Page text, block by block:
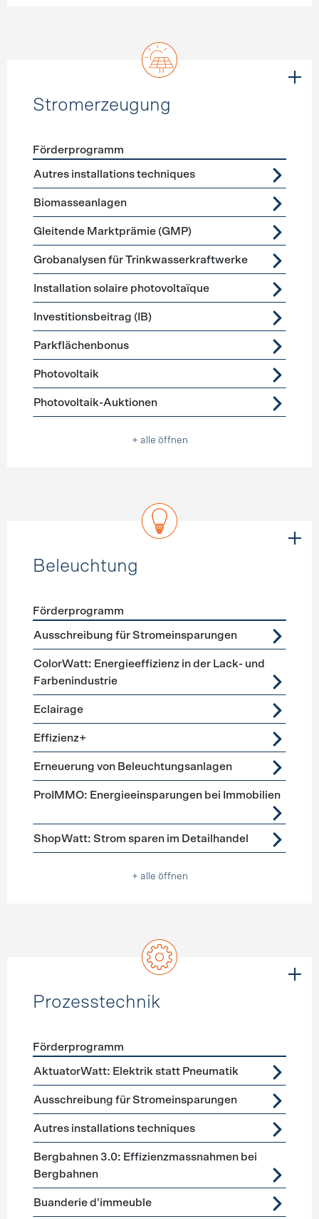
Stromerzeugung
Förderprogramme Stromerzeugung
Förderprogramm
Autres installations techniques
Biomasseanlagen
Gleitende Marktprämie (GMP)
Grobanalysen für Trinkwasserkraftwerke
Installation solaire photovoltaïque
Investitionsbeitrag (IB)
Parkflächenbonus
Photovoltaik
Photovoltaik-Auktionen
+ alle öffnen
Beleuchtung
Förderprogramme Beleuchtung
Förderprogramm
Ausschreibung für Stromeinsparungen
ColorWatt: Energieeffizienz in der Lack- und
Farbenindustrie
Eclairage
Effizienz+
Erneuerung von Beleuchtungsanlagen
ProIMMO: Energieeinsparungen bei Immobilien
ShopWatt: Strom sparen im Detailhandel
+ alle öffnen
Prozesstechnik
Förderprogramme Prozesstechnik
Förderprogramm
AktuatorWatt: Elektrik statt Pneumatik
Ausschreibung für Stromeinsparungen
Autres installations techniques
Bergbahnen 3.0: Effizienzmassnahmen bei
Bergbahnen
Buanderie d'immeuble